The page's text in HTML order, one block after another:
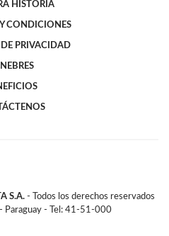
HISTORIA
CONDICIONES
PRIVACIDAD
S.A. - Todos los derechos reservados
Paraguay - Tel: 41-51-000